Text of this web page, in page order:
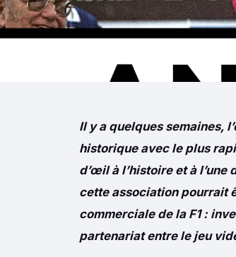
Il y a quelques semaines,
historique avec le plus
d’œil à l’histoire et à
cette association pourrait
commerciale de la F1 :
partenariat entre le jeu